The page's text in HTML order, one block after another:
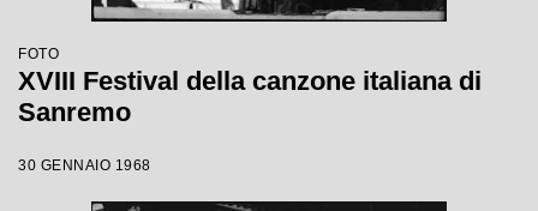
FOTO
XVIII Festival della canzone italiana di
Sanremo
30 GENNAIO 1968